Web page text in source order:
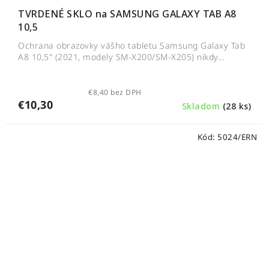
TVRDENÉ SKLO na SAMSUNG GALAXY TAB A8
10,5
Skladom (28 ks)
€8,40 bez DPH
€10,30
Ochrana obrazovky vášho tabletu Samsung Galaxy Tab
A8 10,5" (2021, modely SM-X200/SM-X205) nikdy...
Kód: 5024/ERN